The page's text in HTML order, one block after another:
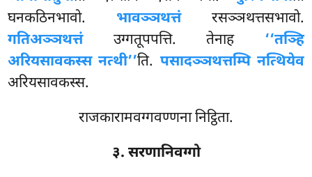
घनकठिनभावो. भावञ्ञथत्तंरसञ्ञथत्तसभावो.
गतिअञ्ञथत्तंउग्गतूपपत्ति. तेनाह ‘‘तञ्हि
अरियसावकस्स नत्थी’’ति. पसादञ्ञथत्तम्पि नत्थियेव
अरियसावकस्स.
राजकारामवग्गवण्णना निट्ठिता.
३. सरणानिवग्गो